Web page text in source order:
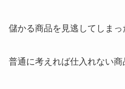
儲かる商品を見逃してしまっ
普通に考えれば仕入れない商